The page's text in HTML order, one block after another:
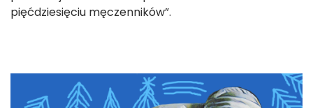
pięćdziesięciu męczenników”.